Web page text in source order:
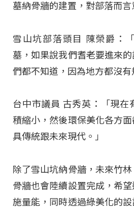
墓納骨牆的建置，對部落而言
雪山坑部落頭目 陳榮爵：
墓，如果說我們耆老要進來
們都不知道，因為地方都沒有
台中市議員 古秀英：「現在
積縮小，然後環保美化各方
具傳統跟未來現代。」
除了雪山坑納骨牆，未來竹
骨牆也會陸續設置完成，希
施量能，同時透過綠美化的